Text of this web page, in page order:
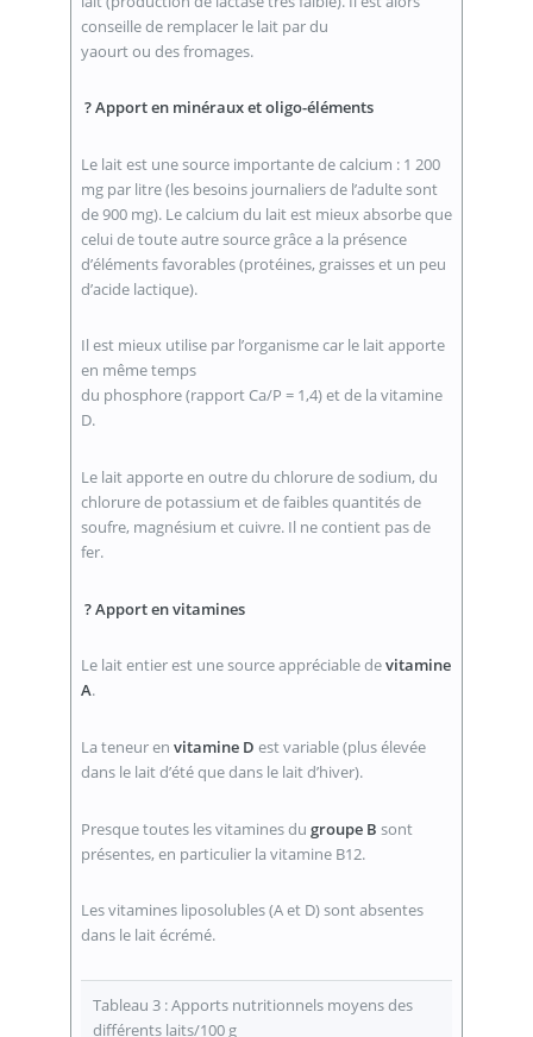
conseille de remplacer le lait par du
yaourt ou des fromages.
? Apport en minéraux et oligo-éléments
Le lait est une source importante de calcium : 1 200
mg par litre (les besoins journaliers de l’adulte sont
de 900 mg). Le calcium du lait est mieux absorbe que
celui de toute autre source grâce a la présence
d’éléments favorables (protéines, graisses et un peu
d’acide lactique).
Il est mieux utilise par l’organisme car le lait apporte
en même temps
du phosphore (rapport Ca/P = 1,4) et de la vitamine
D.
Le lait apporte en outre du chlorure de sodium, du
chlorure de potassium et de faibles quantités de
soufre, magnésium et cuivre. Il ne contient pas de
fer.
? Apport en vitamines
Le lait entier est une source appréciable devitamine
A.
La teneur en vitamine D est variable (plus élevée
dans le lait d’été que dans le lait d’hiver).
Presque toutes les vitamines du groupe B sont
présentes, en particulier la vitamine B12.
Les vitamines liposolubles (A et D) sont absentes
dans le lait écrémé.
Tableau 3 : Apports nutritionnels moyens des
différents laits/100 g